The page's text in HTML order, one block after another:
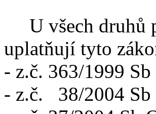
U všech druhů
uplatňují tyto
- z.č. 363/1999
- z.č. 38/2004 Sb